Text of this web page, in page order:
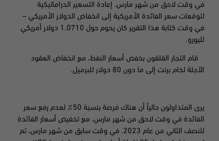
في وقت لاحق من شهر مارس. إعادة التسعير الدراماتيكية
لتوقعات سعر الفائدة الأمريكية إلى انخفاض الدولار الأمريكي –
في وقت كتابة هذا التقرير كان يحوم حول 1.0710 دولار أمريكي
لليورو.
قام التجار القلقون بخفض أسعار النفط، مع انخفاض العقود
الآجلة لخام برنت إلى ما دون 80 دولار للبرميل
.
يرى المتداولون حالياً أن هناك فرصة بنسبة 50٪ لعدم رفع سعر
الفائدة في وقت لاحق من شهر مارس، مع تخفيض أسعار الفائدة
للنصف الثاني من عام 2023. في وقت سابق من شهر مارس، تم